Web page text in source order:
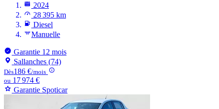
2024
28 395 km
Diesel
Manuelle
Garantie 12 mois
Sallanches (74)
Dès186 €/mois
ou 17 974 €
Garantie Spoticar